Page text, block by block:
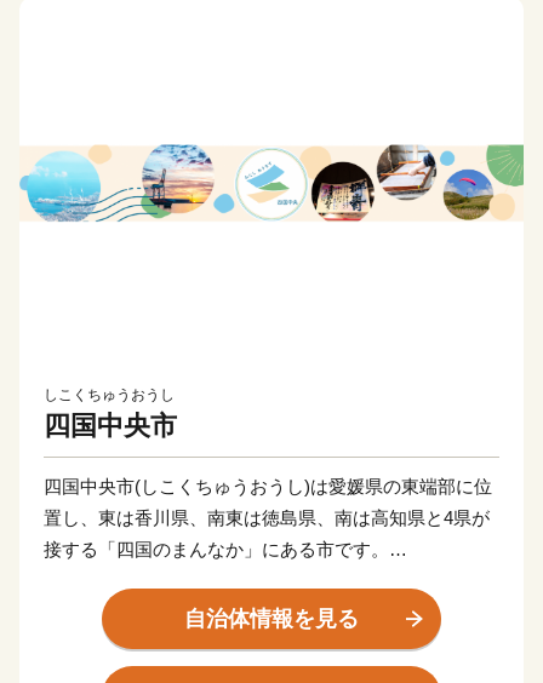
しこくちゅうおうし
四国中央市
四国中央市(しこくちゅうおうし)は愛媛県の東端部に位
置し、東は香川県、南東は徳島県、南は高知県と4県が
接する「四国のまんなか」にある市です。
km、徳島市までは約100 km、大阪市へ約300 km、東京
都まで約800 kmの距離にあります。
自治体情報を見る